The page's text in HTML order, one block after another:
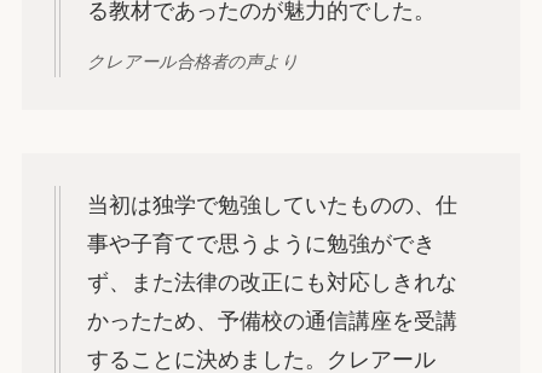
る教材であったのが魅力的でした。
クレアール合格者の声より
当初は独学で勉強していたものの、仕
事や子育てで思うように勉強ができ
ず、また法律の改正にも対応しきれな
かったため、予備校の通信講座を受講
することに決めました。クレアール